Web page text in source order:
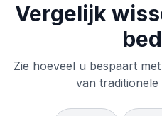
Vergelijk
Zie hoeveel u bespaart
van